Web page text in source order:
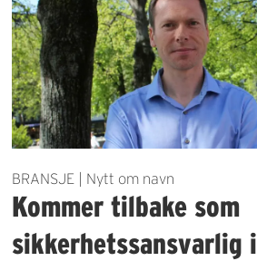
BRANSJE | Nytt om navn
Kommer tilbake som
sikkerhetssansvarlig i